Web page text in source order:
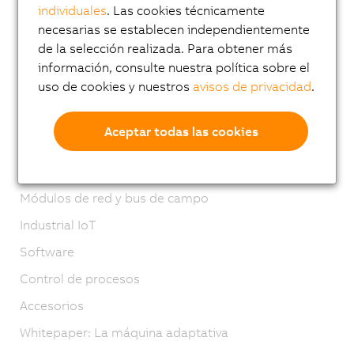
Sistema XV
Sistemas de visión
Tecnología de Seguridad
Motion control
Sistemas mecatrónicos
Robótica industrial
Módulos de red y bus de campo
Industrial IoT
Software
Control de procesos
Accesorios
Whitepaper: La máquina adaptativa
individuales. Las cookies técnicamente
necesarias se establecen independientemente
de la selección realizada. Para obtener más
información, consulte nuestra política sobre el
uso de cookies y nuestrosavisos de privacidad.
Aceptar todas las cookies